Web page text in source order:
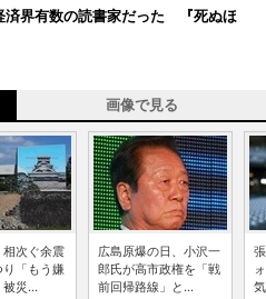
済界有数の読書家だった 『死ぬほ
画像で見る
次ぐ余震
「もう嫌
災...
広島原爆の日、小沢一
郎氏が高市政権を「戦
前回帰路線」と...